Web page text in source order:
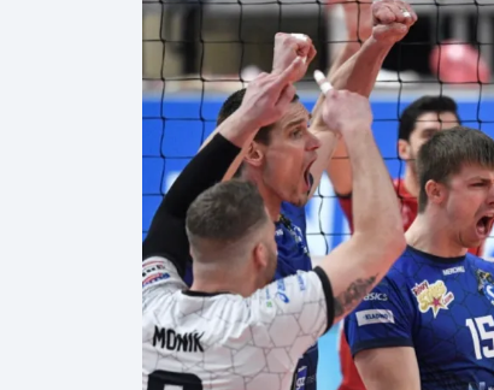
Curling
Dostihy
Florbal
Futsal
Golf
Gymnastika